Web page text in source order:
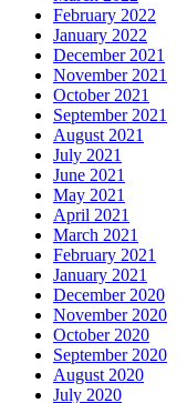
February 2022
January 2022
December 2021
November 2021
October 2021
September 2021
August 2021
July 2021
June 2021
May 2021
April 2021
March 2021
February 2021
January 2021
December 2020
November 2020
October 2020
September 2020
August 2020
July 2020